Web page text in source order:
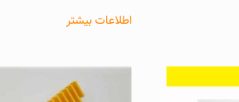
اطلاعات بیشتر